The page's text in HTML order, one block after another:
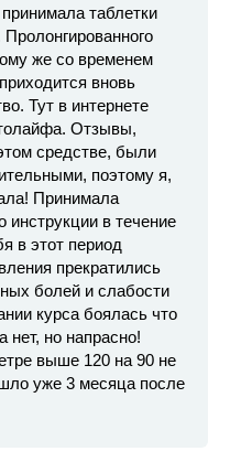
таблетки
же со временем
вновь
Тут в интернете
Отзывы,
средстве, были
поэтому я,
Принимала
инструкции в течение
в этот период
прекратились
болей и слабости
курса боялась что
но напрасно!
выше 120 на 90 не
уже 3 месяца после